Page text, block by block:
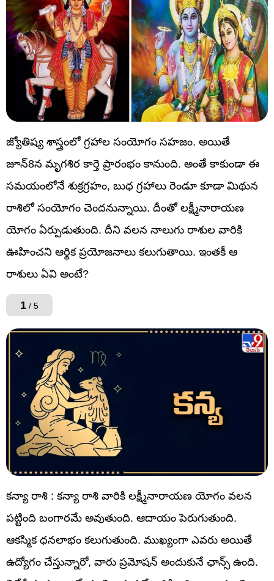
జ్యోతిష్య శాస్త్రంలో గ్రహాల సంయోగం సహజం. అయితే
జూన్8న మృగశిర కార్తె ప్రారంభం కానుంది. అంతే కాకుండా ఈ
సమయంలోనే శుక్రగ్రహం, బుధ గ్రహాలు రెండూ కూడా మిథున
రాశిలో సంయోగం చెందనున్నాయి. దీంతో లక్ష్మీనారాయణ
యోగం ఏర్పుడుతుంది. దీని వలన నాలుగు రాశుల వారికి
ఊహించని ఆర్థిక ప్రయోజనాలు కలుగుతాయి. ఇంతకీ ఆ
రాశులు ఏవి అంటే?
1 / 5
కన్యా రాశి : కన్యా రాశి వారికి లక్ష్మీనారాయణ యోగం వలన
పట్టింది బంగారమే అవుతుంది. ఆదాయం పెరుగుతుంది.
ఆకస్మిక ధనలాభం కలుగుతుంది. ముఖ్యంగా ఎవరు అయితే
ఉద్యోగం చేస్తున్నారో, వారు ప్రమోషన్ అందుకునే ఛాన్స్ ఉంది.